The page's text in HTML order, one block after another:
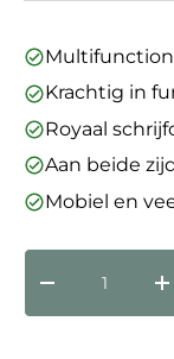
Krachtig in
Royaal
Aan beide
Mobiel en
Aantal
Verlaag de